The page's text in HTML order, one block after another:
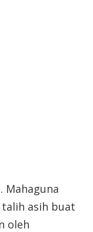
Mahaguna
talih asih buat
oleh